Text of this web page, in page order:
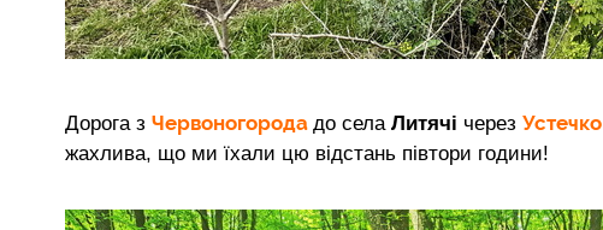
Дорога з Червоногорода до села Литячі через Устечко
жахлива, що ми їхали цю відстань півтори години!